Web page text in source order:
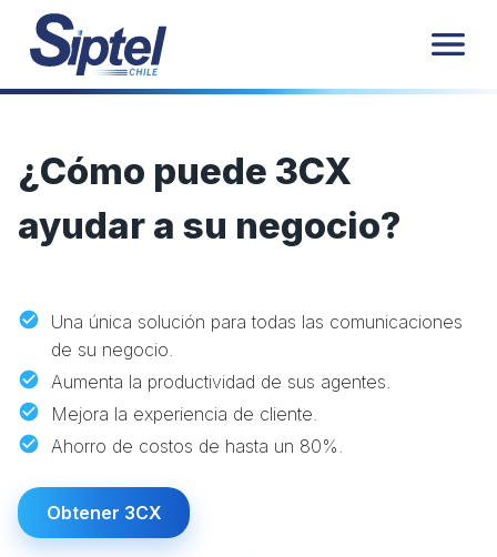
¿Cómo puede 3CX
ayudar a su negocio?
Una única solución para todas las comunicaciones
de su negocio.
Aumenta la productividad de sus agentes.
Mejora la experiencia de cliente.
Ahorro de costos de hasta un 80%.
Obtener 3CX